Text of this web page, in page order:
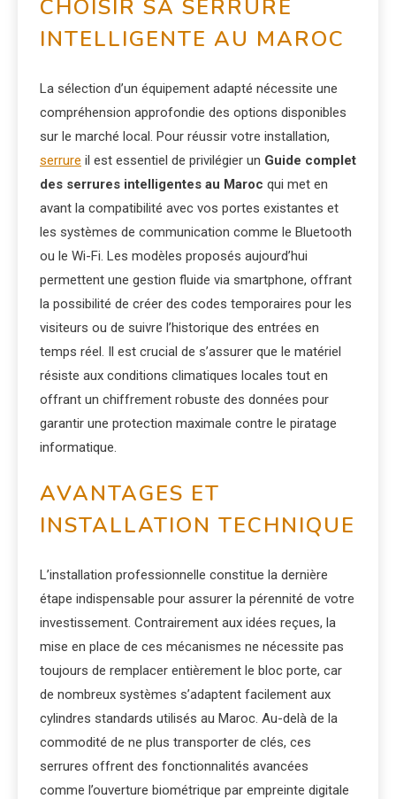
CHOISIR SA SERRURE
INTELLIGENTE AU MAROC
La sélection d’un équipement adapté nécessite une
compréhension approfondie des options disponibles
sur le marché local. Pour réussir votre installation,
serrure il est essentiel de privilégier un Guide complet
des serrures intelligentes au Maroc qui met en
avant la compatibilité avec vos portes existantes et
les systèmes de communication comme le Bluetooth
ou le Wi-Fi. Les modèles proposés aujourd’hui
permettent une gestion fluide via smartphone, offrant
la possibilité de créer des codes temporaires pour les
visiteurs ou de suivre l’historique des entrées en
temps réel. Il est crucial de s’assurer que le matériel
résiste aux conditions climatiques locales tout en
offrant un chiffrement robuste des données pour
garantir une protection maximale contre le piratage
informatique.
AVANTAGES ET
INSTALLATION TECHNIQUE
L’installation professionnelle constitue la dernière
étape indispensable pour assurer la pérennité de votre
investissement. Contrairement aux idées reçues, la
mise en place de ces mécanismes ne nécessite pas
toujours de remplacer entièrement le bloc porte, car
de nombreux systèmes s’adaptent facilement aux
cylindres standards utilisés au Maroc. Au-delà de la
commodité de ne plus transporter de clés, ces
serrures offrent des fonctionnalités avancées
comme l’ouverture biométrique par empreinte digitale